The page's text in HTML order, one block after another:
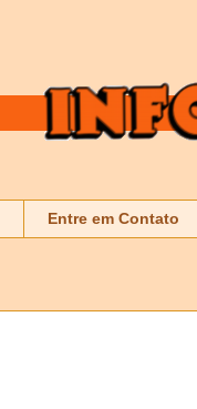
Entre em Contato